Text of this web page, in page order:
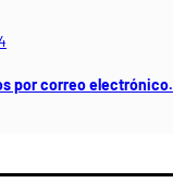
por correo electrónico.